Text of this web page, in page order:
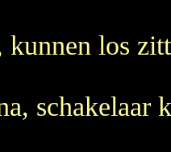
los
schakelaar